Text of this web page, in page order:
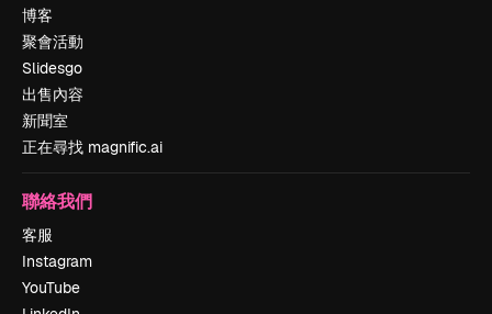
博客
聚會活動
Slidesgo
出售內容
新聞室
正在尋找 magnific.ai
聯絡我們
客服
Instagram
YouTube